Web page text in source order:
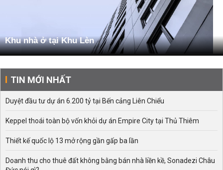
Khu nhà ở tại Khu Lèn
TIN MỚI NHẤT
Duyệt đầu tư dự án 6.200 tỷ tại Bến cảng Liên Chiểu
Keppel thoái toàn bộ vốn khỏi dự án Empire City tại Thủ Thiêm
Thiết kế quốc lộ 13 mở rộng gần gấp ba lần
Doanh thu cho thuê đất không bằng bán nhà liền kề, Sonadezi Châu